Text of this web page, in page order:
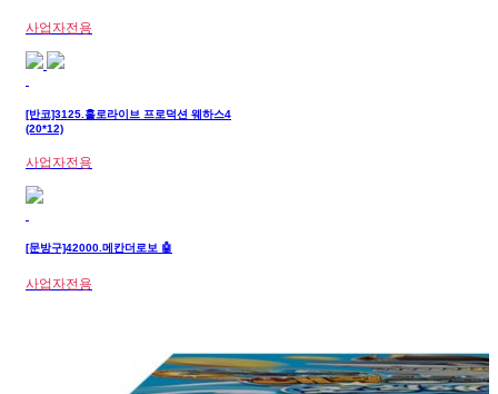
사업자전용
[반코]3125.홀로라이브 프로덕션 웨하스4
(20*12)
사업자전용
[문방구]42000.메칸더로보 🤖
사업자전용